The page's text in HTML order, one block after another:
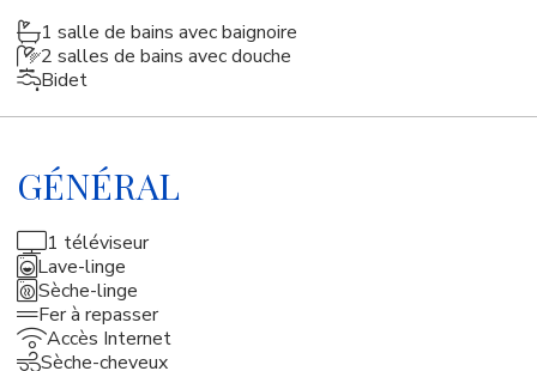
1 salle de bains avec baignoire
2 salles de bains avec douche
Bidet
GÉNÉRAL
1 téléviseur
Lave-linge
Sèche-linge
Fer à repasser
Accès Internet
Sèche-cheveux